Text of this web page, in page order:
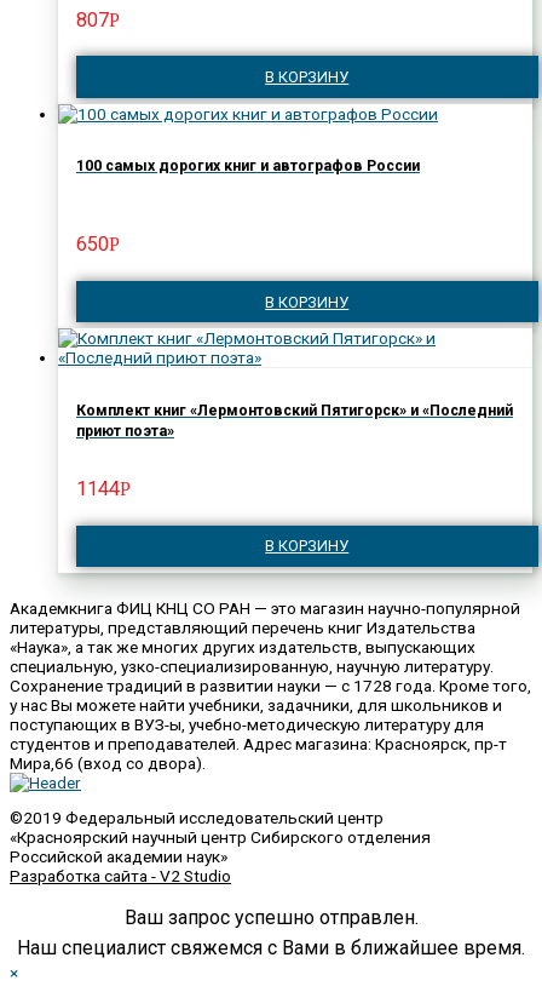
807Р
В КОРЗИНУ
100 самых дорогих книг и автографов России
650Р
В КОРЗИНУ
Комплект книг «Лермонтовский Пятигорск» и «Последний
приют поэта»
1144Р
В КОРЗИНУ
Академкнига ФИЦ КНЦ СО РАН — это магазин научно-популярной
литературы, представляющий перечень книг Издательства
«Наука», а так же многих других издательств, выпускающих
специальную, узко-специализированную, научную литературу.
Сохранение традиций в развитии науки — с 1728 года. Кроме того,
у нас Вы можете найти учебники, задачники, для школьников и
поступающих в ВУЗ-ы, учебно-методическую литературу для
студентов и преподавателей. Адрес магазина: Красноярск, пр-т
Мира,66 (вход со двора).
©2019 Федеральный исследовательский центр
«Красноярский научный центр Сибирского отделения
Российской академии наук»
Разработка сайта - V2 Studio
Ваш запрос успешно отправлен.
Наш специалист свяжемся с Вами в ближайшее время.
×